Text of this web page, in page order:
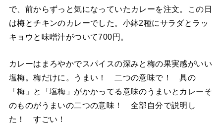
で、前からずっと気になっていたカレーを注文。この日
は梅とチキンのカレーでした。小鉢2種にサラダとラッ
キョウと味噌汁がついて700円。
カレーはまろやかでスパイスの深みと梅の果実感がいい
塩梅。梅だけに。うまい！ 二つの意味で！ 具の
「梅」と「塩梅」がかかってる意味のうまいとカレーそ
のものがうまいの二つの意味！ 全部自分で説明し
た！ すごい！